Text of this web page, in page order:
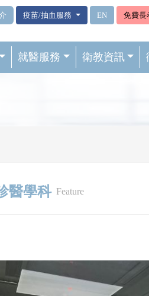
疫苗/抽血服務 EN 免費長
就醫服務 衛教資訊
醫學科 Feature